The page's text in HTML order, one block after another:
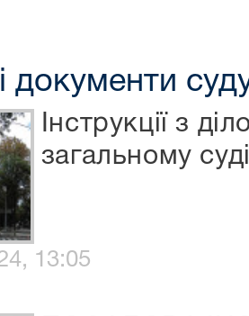
документи
Інструкції з
загальному
13:05